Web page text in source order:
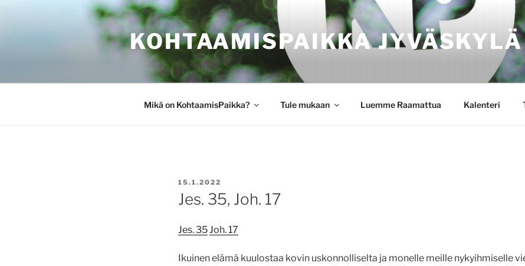
KOHTAAMISPAIKKA JYVÄSKYLÄ
Mikä on KohtaamisPaikka? Tule mukaan Luemme Raamattua Kalenteri
JULKAISTU
15.1.2022
Jes. 35, Joh. 17
Jes. 35Joh. 17
Ikuinen elämä kuulostaa kovin uskonnolliselta ja monelle meille nykyihmiselle